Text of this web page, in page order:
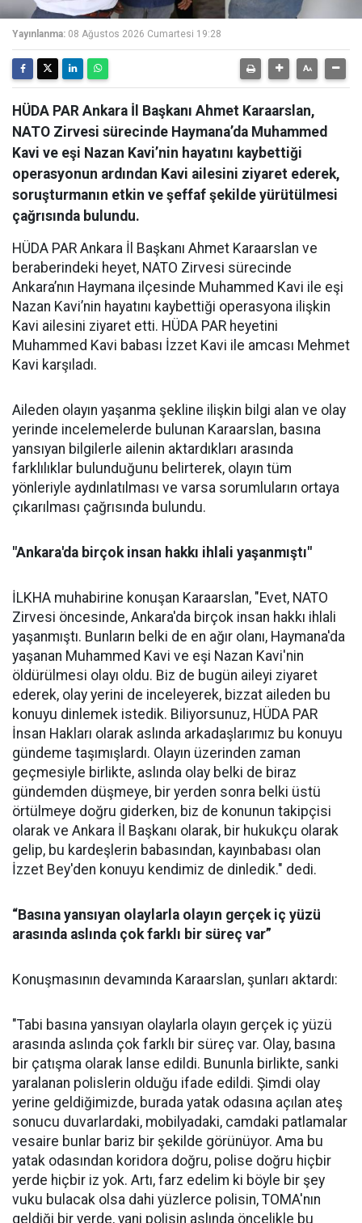
Yayınlanma: 08 Ağustos 2026 Cumartesi 19:28
HÜDA PAR Ankara İl Başkanı Ahmet Karaarslan,
NATO Zirvesi sürecinde Haymana’da Muhammed
Kavi ve eşi Nazan Kavi’nin hayatını kaybettiği
operasyonun ardından Kavi ailesini ziyaret ederek,
soruşturmanın etkin ve şeffaf şekilde yürütülmesi
çağrısında bulundu.
HÜDA PAR Ankara İl Başkanı Ahmet Karaarslan ve
beraberindeki heyet, NATO Zirvesi sürecinde
Ankara’nın Haymana ilçesinde Muhammed Kavi ile eşi
Nazan Kavi’nin hayatını kaybettiği operasyona ilişkin
Kavi ailesini ziyaret etti. HÜDA PAR heyetini
Muhammed Kavi babası İzzet Kavi ile amcası Mehmet
Kavi karşıladı.
Aileden olayın yaşanma şekline ilişkin bilgi alan ve olay
yerinde incelemelerde bulunan Karaarslan, basına
yansıyan bilgilerle ailenin aktardıkları arasında
farklılıklar bulunduğunu belirterek, olayın tüm
yönleriyle aydınlatılması ve varsa sorumluların ortaya
çıkarılması çağrısında bulundu.
"Ankara'da birçok insan hakkı ihlali yaşanmıştı"
İLKHA muhabirine konuşan Karaarslan, "Evet, NATO
Zirvesi öncesinde, Ankara'da birçok insan hakkı ihlali
yaşanmıştı. Bunların belki de en ağır olanı, Haymana'da
yaşanan Muhammed Kavi ve eşi Nazan Kavi'nin
öldürülmesi olayı oldu. Biz de bugün aileyi ziyaret
ederek, olay yerini de inceleyerek, bizzat aileden bu
konuyu dinlemek istedik. Biliyorsunuz, HÜDA PAR
İnsan Hakları olarak aslında arkadaşlarımız bu konuyu
gündeme taşımışlardı. Olayın üzerinden zaman
geçmesiyle birlikte, aslında olay belki de biraz
gündemden düşmeye, bir yerden sonra belki üstü
örtülmeye doğru giderken, biz de konunun takipçisi
olarak ve Ankara İl Başkanı olarak, bir hukukçu olarak
gelip, bu kardeşlerin babasından, kayınbabası olan
İzzet Bey'den konuyu kendimiz de dinledik." dedi.
“Basına yansıyan olaylarla olayın gerçek iç yüzü
arasında aslında çok farklı bir süreç var”
Konuşmasının devamında Karaarslan, şunları aktardı:
"Tabi basına yansıyan olaylarla olayın gerçek iç yüzü
arasında aslında çok farklı bir süreç var. Olay, basına
bir çatışma olarak lanse edildi. Bununla birlikte, sanki
yaralanan polislerin olduğu ifade edildi. Şimdi olay
yerine geldiğimizde, burada yatak odasına açılan ateş
sonucu duvarlardaki, mobilyadaki, camdaki patlamalar
vesaire bunlar bariz bir şekilde görünüyor. Ama bu
yatak odasından koridora doğru, polise doğru hiçbir
yerde hiçbir iz yok. Artı, farz edelim ki böyle bir şey
vuku bulacak olsa dahi yüzlerce polisin, TOMA'nın
geldiği bir yerde, yani polisin aslında öncelikle bu